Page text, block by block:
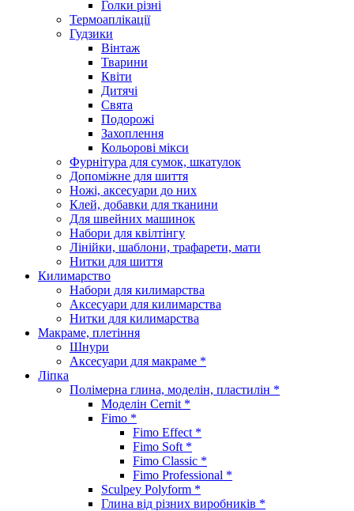
Голки різні
Термоаплікації
Гудзики
Вінтаж
Тварини
Квіти
Дитячі
Свята
Подорожі
Захоплення
Кольорові мікси
Фурнітура для сумок, шкатулок
Допоміжне для шиття
Ножі, аксесуари до них
Клей, добавки для тканини
Для швейних машинок
Набори для квілтінгу
Лінійки, шаблони, трафарети, мати
Нитки для шиття
Килимарство
Набори для килимарства
Аксесуари для килимарства
Нитки для килимарства
Макраме, плетіння
Шнури
Аксесуари для макраме *
Ліпка
Полімерна глина, моделін, пластилін *
Моделін Cernit *
Fimo *
Fimo Effect *
Fimo Soft *
Fimo Classic *
Fimo Professional *
Sculpey Polyform *
Глина від різних виробників *